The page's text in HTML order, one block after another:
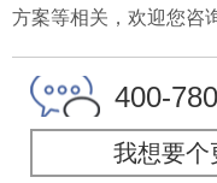
方案等相关，欢迎您咨
400-
我想要个